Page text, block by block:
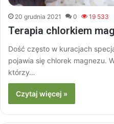
20 grudnia 2021 0 19 533
Terapia chlorkiem
Dość często w kuracjach
pojawia się chlorek magnezu.
którzy…
Czytaj więcej »